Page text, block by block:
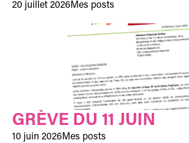
20 juillet 2026Mes posts
GRÈVE DU 11 JUIN
10 juin 2026 Mes posts